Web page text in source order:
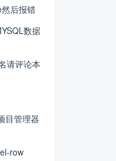
后报错
数据
请评论本
目管理器
row